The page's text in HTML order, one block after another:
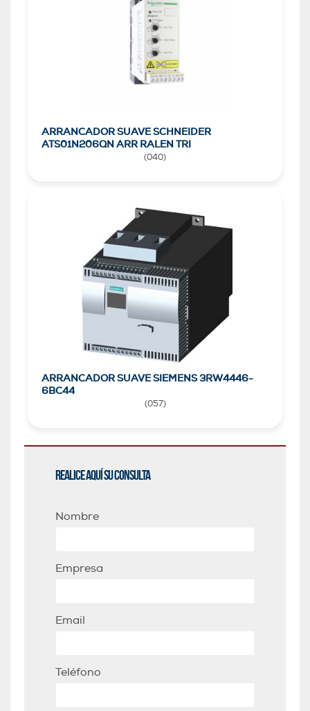
ARRANCADOR SUAVE SCHNEIDER
ATS01N206QN ARR RALEN TRI
(040)
ARRANCADOR SUAVE SIEMENS 3RW4446-
6BC44
(057)
Realice aquí su consulta
Nombre
Empresa
Email
Teléfono